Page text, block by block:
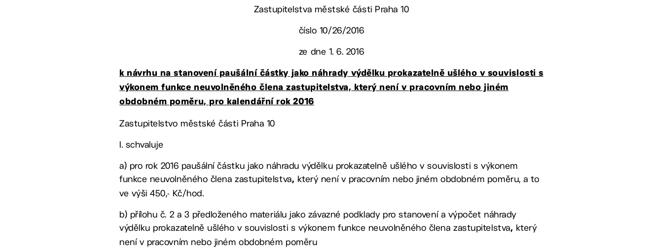
Zastupitelstva městské části Praha 10
číslo 10/26/2016
ze dne 1. 6. 2016
k návrhu na stanovení paušální částky jako náhrady výdělku prokazatelně ušlého v souvislosti s
výkonem funkce neuvolněného člena zastupitelstva, který není v pracovním nebo jiném
obdobném poměru, pro kalendářní rok 2016
Zastupitelstvo městské části Praha 10
I. schvaluje
a) pro rok 2016 paušální částku jako náhradu výdělku prokazatelně ušlého v souvislosti s výkonem
funkce neuvolněného člena zastupitelstva, který není v pracovním nebo jiném obdobném poměru, a to
ve výši 450,- Kč/hod.
b) přílohu č. 2 a 3 předloženého materiálu jako závazné podklady pro stanovení a výpočet náhrady
výdělku prokazatelně ušlého v souvislosti s výkonem funkce neuvolněného člena zastupitelstva, který
není v pracovním nebo jiném obdobném poměru